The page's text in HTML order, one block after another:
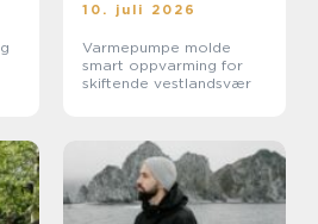
10. juli 2026
Varmepumpe molde
smart oppvarming for
skiftende vestlandsvær